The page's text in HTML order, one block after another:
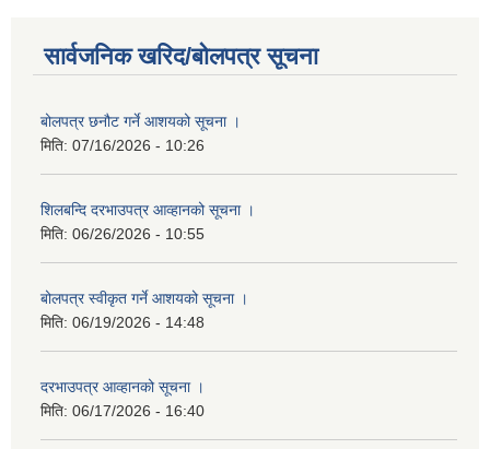
सार्वजनिक खरिद/बोलपत्र सूचना
बोलपत्र छनौट गर्ने आशयको सूचना ।
मिति: 07/16/2026 - 10:26
शिलबन्दि दरभाउपत्र आव्हानको सूचना ।
मिति: 06/26/2026 - 10:55
बोलपत्र स्वीकृत गर्ने आशयको सूचना ।
मिति: 06/19/2026 - 14:48
दरभाउपत्र आव्हानको सूचना ।
मिति: 06/17/2026 - 16:40